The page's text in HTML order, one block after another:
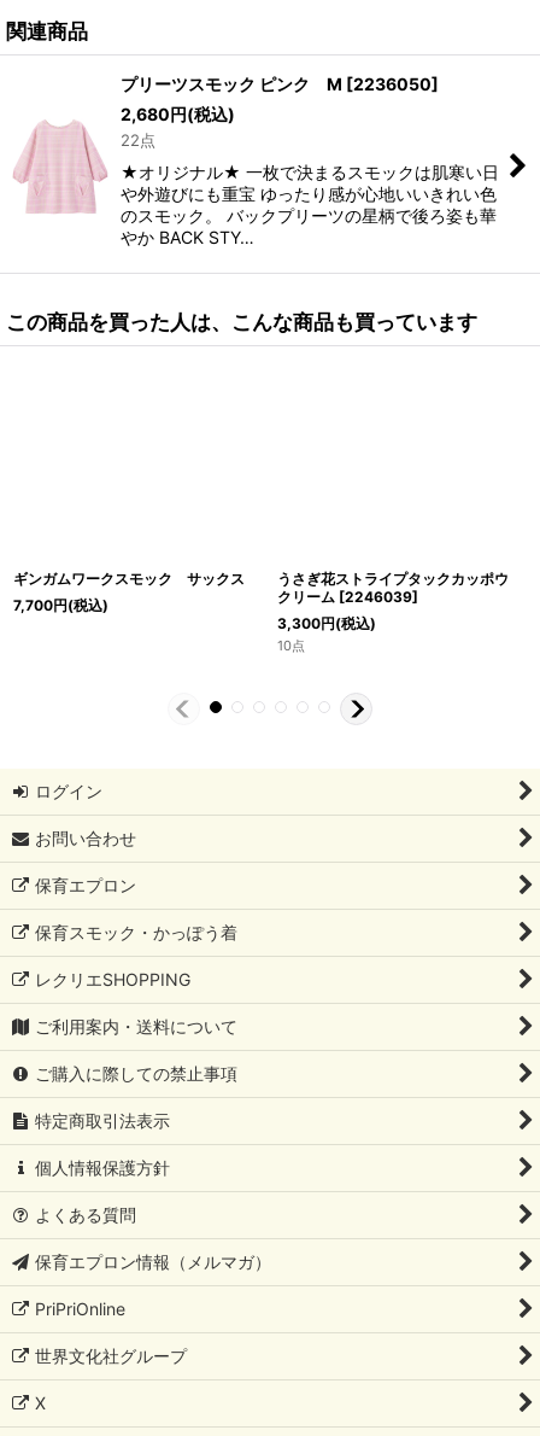
関連商品
プリーツスモック ピンク M [2236050]
2,680円(税込)
22点
★オリジナル★ 一枚で決まるスモックは肌寒い日
や外遊びにも重宝 ゆったり感が心地いいきれい色
のスモック。 バックプリーツの星柄で後ろ姿も華
やか BACK STY…
この商品を買った人は、こんな商品も買っています
ギンガムワークスモック サックス
7,700円(税込)
うさぎ花ストライプタックカッポウ
クリーム [2246039]
3,300円(税込)
10点
ログイン
お問い合わせ
保育エプロン
保育スモック・かっぽう着
レクリエSHOPPING
ご利用案内・送料について
ご購入に際しての禁止事項
特定商取引法表示
個人情報保護方針
よくある質問
保育エプロン情報（メルマガ）
PriPriOnline
世界文化社グループ
X